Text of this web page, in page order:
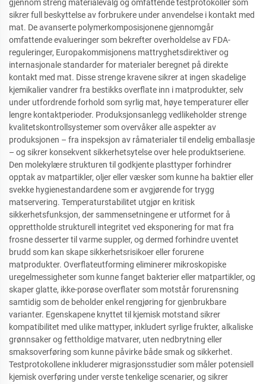
gjennom streng materialevalg og omfattende testprotokoller som
sikrer full beskyttelse av forbrukere under anvendelse i kontakt med
mat. De avanserte polymerkomposisjonene gjennomgår
omfattende evalueringer som bekrefter overholdelse av FDA-
reguleringer, Europakommisjonens mattryghetsdirektiver og
internasjonale standarder for materialer beregnet på direkte
kontakt med mat. Disse strenge kravene sikrer at ingen skadelige
kjemikalier vandrer fra bestikks overflate inn i matprodukter, selv
under utfordrende forhold som syrlig mat, høye temperaturer eller
lengre kontaktperioder. Produksjonsanlegg vedlikeholder strenge
kvalitetskontrollsystemer som overvåker alle aspekter av
produksjonen – fra inspeksjon av råmaterialer til endelig emballasje
– og sikrer konsekvent sikkerhetsytelse over hele produktseriene.
Den molekylære strukturen til godkjente plasttyper forhindrer
opptak av matpartikler, oljer eller væsker som kunne ha baktier eller
svekke hygienestandardene som er avgjørende for trygg
matservering. Temperaturstabilitet utgjør en kritisk
sikkerhetsfunksjon, der sammensetningene er utformet for å
opprettholde strukturell integritet ved eksponering for mat fra
frosne desserter til varme suppler, og dermed forhindre uventet
brudd som kan skape sikkerhetsrisikoer eller forurene
matprodukter. Overflateutforming eliminerer mikroskopiske
uregelmessigheter som kunne fanget bakterier eller matpartikler, og
skaper glatte, ikke-porøse overflater som motstår forurensning
samtidig som de beholder enkel rengjøring for gjenbrukbare
varianter. Egenskapene knyttet til kjemisk motstand sikrer
kompatibilitet med ulike mattyper, inkludert syrlige frukter, alkaliske
grønnsaker og fettholdige matvarer, uten nedbrytning eller
smaksoverføring som kunne påvirke både smak og sikkerhet.
Testprotokollene inkluderer migrasjonsstudier som måler potensiell
kjemisk overføring under verste tenkelige scenarier, og sikrer